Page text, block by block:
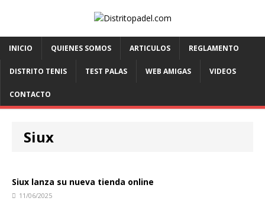
INICIO QUIENES SOMOS ARTICULOS REGLAMENTO
DISTRITO TENIS TEST PALAS WEB AMIGAS VIDEOS
CONTACTO
Siux
Siux lanza su nueva tienda online
11/06/2025